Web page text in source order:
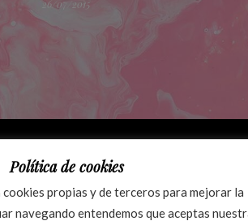
26/07/2015
Política de cookies
propias y de terceros para mejorar la
navegando entendemos que aceptas